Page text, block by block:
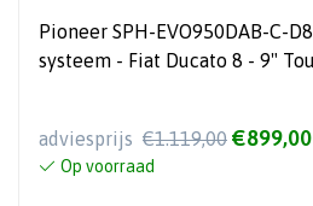
Pioneer SPH-EVO950DAB-C-D8 - Multimedia
systeem - Fiat Ducato 8 - 9" Touchscreen - Apple Car
adviesprijs €1.119,00 €899,00
Op voorraad